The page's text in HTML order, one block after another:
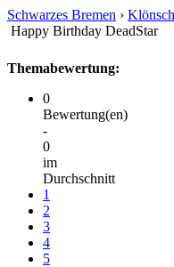
Schwarzes Bremen ›
Happy Birthday DeadStar
Themabewertung:
0
Bewertung(en)
-
0
im
Durchschnitt
1
2
3
4
5